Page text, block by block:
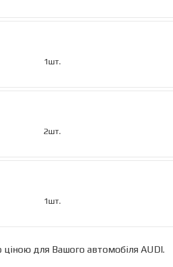
1шт.
2шт.
1шт.
ціною для Вашого автомобіля AUDI.